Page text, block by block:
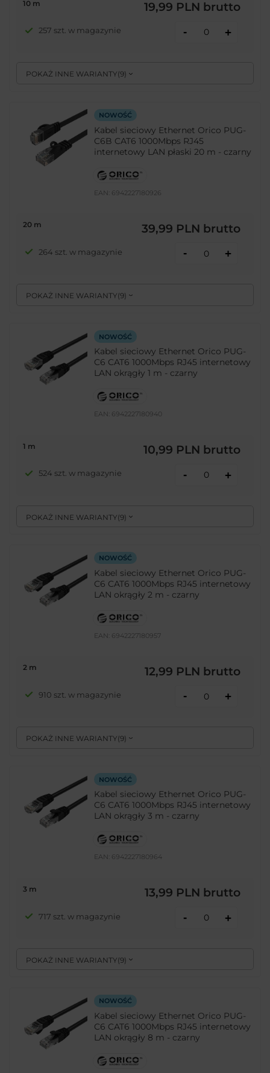
POKAŻ INNE WARIANTY(9)
10 m 19,99 PLN brutto
257 szt. w magazynie - +
NOWOŚĆ
Kabel sieciowy Ethernet Orico PUG-
C6B CAT6 1000Mbps RJ45
internetowy LAN płaski 20 m - czarny
EAN: 6942227180926
POKAŻ INNE WARIANTY(9)
20 m 39,99 PLN brutto
264 szt. w magazynie - +
NOWOŚĆ
Kabel sieciowy Ethernet Orico PUG-
C6 CAT6 1000Mbps RJ45 internetowy
LAN okrągły 1 m - czarny
EAN: 6942227180940
POKAŻ INNE WARIANTY(9)
1 m 10,99 PLN brutto
524 szt. w magazynie - +
NOWOŚĆ
Kabel sieciowy Ethernet Orico PUG-
C6 CAT6 1000Mbps RJ45 internetowy
LAN okrągły 2 m - czarny
EAN: 6942227180957
POKAŻ INNE WARIANTY(9)
2 m 12,99 PLN brutto
910 szt. w magazynie - +
NOWOŚĆ
Kabel sieciowy Ethernet Orico PUG-
C6 CAT6 1000Mbps RJ45 internetowy
LAN okrągły 3 m - czarny
EAN: 6942227180964
POKAŻ INNE WARIANTY(9)
3 m 13,99 PLN brutto
717 szt. w magazynie - +
NOWOŚĆ
Kabel sieciowy Ethernet Orico PUG-
C6 CAT6 1000Mbps RJ45 internetowy
LAN okrągły 8 m - czarny